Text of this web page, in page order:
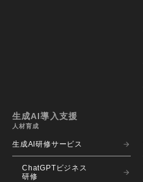
生成AI導入支援
人材育成
生成AI研修サービス
ChatGPTビジネス
研修